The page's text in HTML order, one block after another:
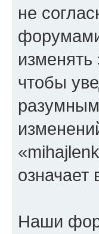
не
чтобы
разумным
означает
Наши